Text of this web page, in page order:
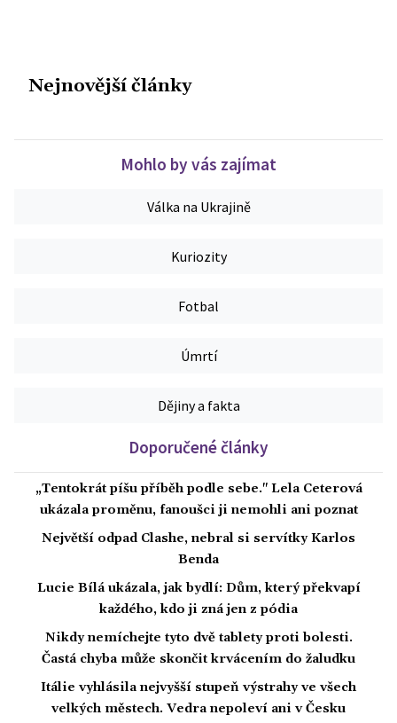
Nejnovější články
Mohlo by vás zajímat
Válka na Ukrajině
Kuriozity
Fotbal
Úmrtí
Dějiny a fakta
Doporučené články
„Tentokrát píšu příběh podle sebe." Lela Ceterová
ukázala proměnu, fanoušci ji nemohli ani poznat
Největší odpad Clashe, nebral si servítky Karlos
Benda
Lucie Bílá ukázala, jak bydlí: Dům, který překvapí
každého, kdo ji zná jen z pódia
Nikdy nemíchejte tyto dvě tablety proti bolesti.
Častá chyba může skončit krvácením do žaludku
Itálie vyhlásila nejvyšší stupeň výstrahy ve všech
velkých městech. Vedra nepoleví ani v Česku